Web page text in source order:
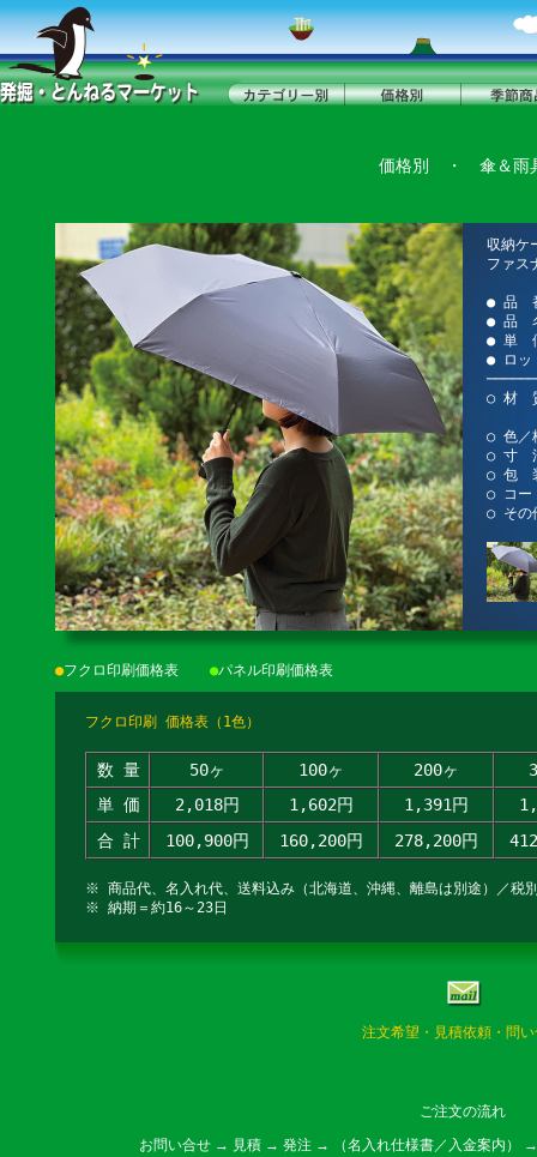
価格別 ・ 傘＆雨
収納ケ
ファス
● 品
● 品
● 単
● ロッ
○ 材
○ 色／
○ 寸 法
○ 包
○ コー
○ その
●フクロ印刷価格表 ●パネル印刷価格表
フクロ印刷 価格表（1色）
数 量 50ヶ 100ヶ 200ヶ
単 価
2,018円 1,602円 1,391円
合 計
100,900円 160,200円 278,200円
※ 商品代、名入れ代、送料込み（北海道、沖縄、離島は別途）／税
※ 納期＝約16～23日
注文希望・見積依頼・問
ご注文の流れ
お問い合せ → 見積 → 発注 → （名入れ仕様書／入金案内）